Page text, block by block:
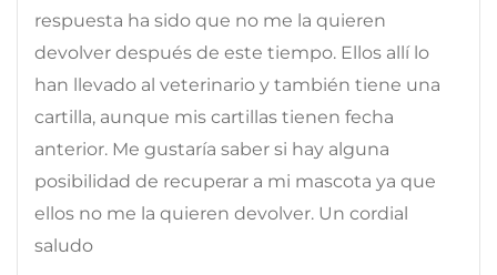
respuesta ha sido que no me la quieren
devolver después de este tiempo. Ellos allí lo
han llevado al veterinario y también tiene una
cartilla, aunque mis cartillas tienen fecha
anterior. Me gustaría saber si hay alguna
posibilidad de recuperar a mi mascota ya que
ellos no me la quieren devolver. Un cordial
saludo